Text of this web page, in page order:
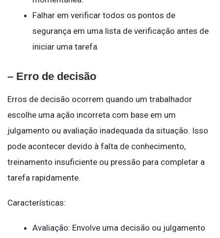
Falhar em verificar todos os pontos de
segurança em uma lista de verificação antes de
iniciar uma tarefa.
– Erro de decisão
Erros de decisão ocorrem quando um trabalhador
escolhe uma ação incorreta com base em um
julgamento ou avaliação inadequada da situação. Isso
pode acontecer devido à falta de conhecimento,
treinamento insuficiente ou pressão para completar a
tarefa rapidamente.
Características:
Avaliação: Envolve uma decisão ou julgamento